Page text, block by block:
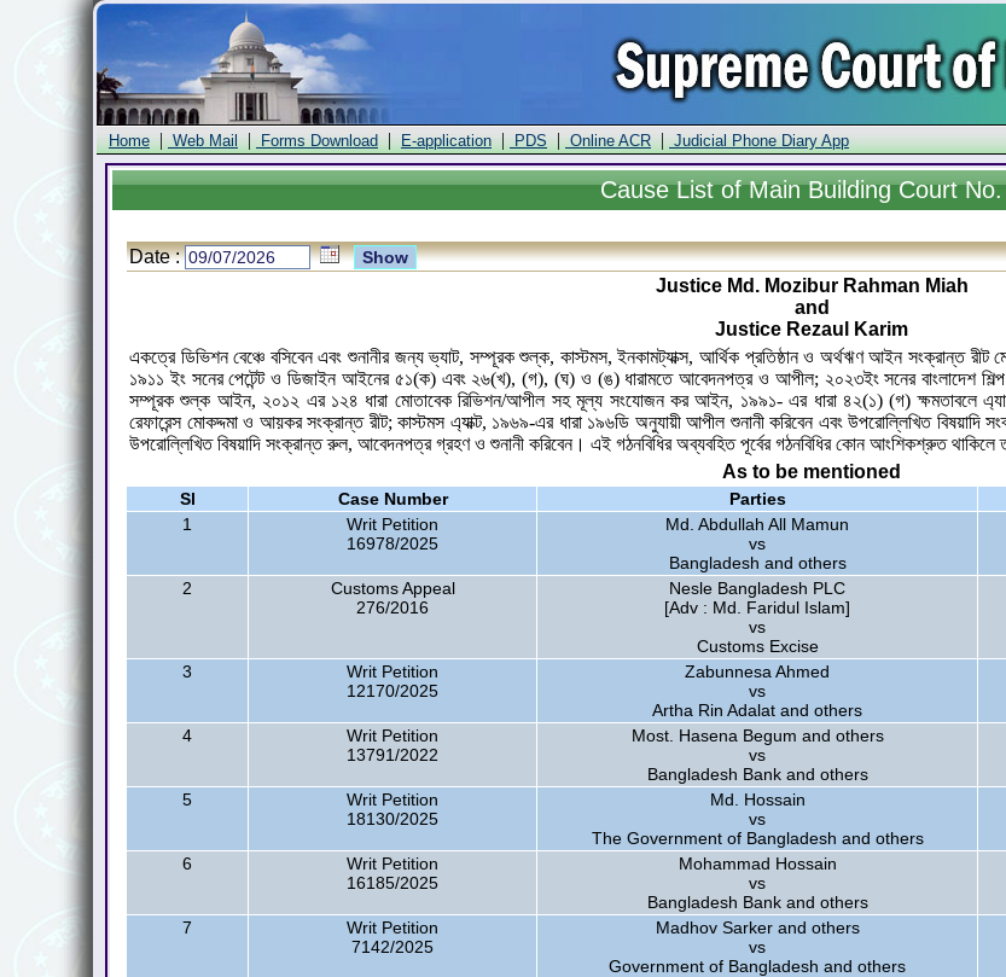
Home | Web Mail | Forms Download | E-application | PDS | Online ACR | Judicial Phone Diary App
CauseList of Main Building Court
Date :
Justice Md. Mozibur Rahman Miah
and
Justice Rezaul Karim
একত্রে ডিভিশন বেঞ্চে বসিবেন এবং শুনানীর জন্য ভ্যাট, সম্পূরক শুল্ক, কাস্টমস, ইনকামট্যাক্স, আর্থিক প্রতিষ্ঠান ও অর্থঋণ আইন সংক্রান্ত
১৯১১ ইং সনের পেটেন্ট ও ডিজাইন আইনের ৫১(ক) এবং ২৬(খ), (গ), (ঘ) ও (ঙ) ধারামতে আবেদনপত্র ও আপীল; ২০২৩ইং সনের বাংলাদেশ
সম্পূরক শুল্ক আইন, ২০১২ এর ১২৪ ধারা মোতাবেক রিভিশন/আপীল সহ মূল্য সংযোজন কর আইন, ১৯৯১- এর ধারা ৪২(১) (গ) ক্ষমতাবলে
রেফারেন্স মোকদ্দমা ও আয়কর সংক্রান্ত রীট; কাস্টমস এ্যাক্ট, ১৯৬৯-এর ধারা ১৯৬ডি অনুযায়ী আপীল শুনানী করিবেন এবং উপরোল্লিখিত
উপরোল্লিখিত বিষয়াদি সংক্রান্ত রুল, আবেদনপত্র গ্রহণ ও শুনানী করিবেন। এই গঠনবিধির অব্যবহিত পূর্বের গঠনবিধির কোন আংশিকশ্রুত থাকিলে
As to be mentioned
Sl Case Number Parties
1
Writ Petition
16978/2025
Md. Abdullah All Mamun
vs
Bangladesh and others
2
Customs Appeal
276/2016
Nesle Bangladesh PLC
[Adv : Md. Faridul Islam]
vs
Customs Excise
3
Writ Petition
12170/2025
Zabunnesa Ahmed
vs
Artha Rin Adalat and others
4
Writ Petition
13791/2022
Most. Hasena Begum and others
vs
Bangladesh Bank and others
5
Writ Petition
18130/2025
Md. Hossain
vs
The Government of Bangladesh and others
6
Writ Petition
16185/2025
Mohammad Hossain
vs
Bangladesh Bank and others
7
Writ Petition
7142/2025
Madhov Sarker and others
vs
Government of Bangladesh and others